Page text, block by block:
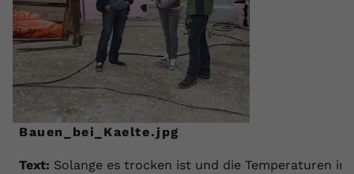
Bauen_bei_Kaelte.jpg
Text: Solange es trocken ist und die Temperaturen